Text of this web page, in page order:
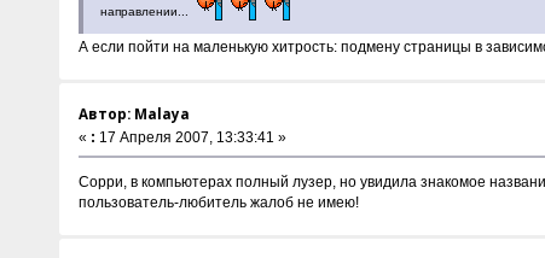
направлении...
А если пойти на маленькую хитрость: подмену страницы в
Автор: Malaya
« : 17 Апреля 2007, 13:33:41 »
Сорри, в компьютерах полный лузер, но увидила знакомое
пользователь-любитель жалоб не имею!